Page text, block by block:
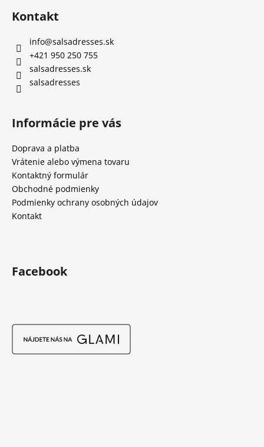
Kontakt
info@salsadresses.sk
+421 950 250 755
salsadresses.sk
salsadresses
Informácie pre vás
Doprava a platba
Vrátenie alebo výmena tovaru
Kontaktný formulár
Obchodné podmienky
Podmienky ochrany osobných údajov
Kontakt
Facebook